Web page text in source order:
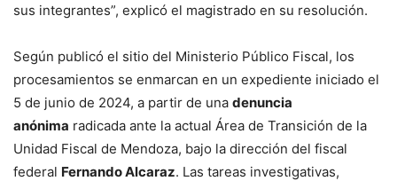
sus integrantes”, explicó el magistrado en su resolución.
Según publicó el sitio del Ministerio Público Fiscal, los
procesamientos se enmarcan en un expediente iniciado el
5 de junio de 2024, a partir de una denuncia
anónima radicada ante la actual Área de Transición de la
Unidad Fiscal de Mendoza, bajo la dirección del fiscal
federal Fernando Alcaraz. Las tareas investigativas,